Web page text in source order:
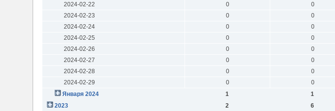
2024-02-22
0 0
2024-02-23
0 0
2024-02-24
0 0
2024-02-25
0 0
2024-02-26
0 0
2024-02-27
0 0
2024-02-28
0 0
2024-02-29
0 0
Января 2024
1 1
2023
2 6